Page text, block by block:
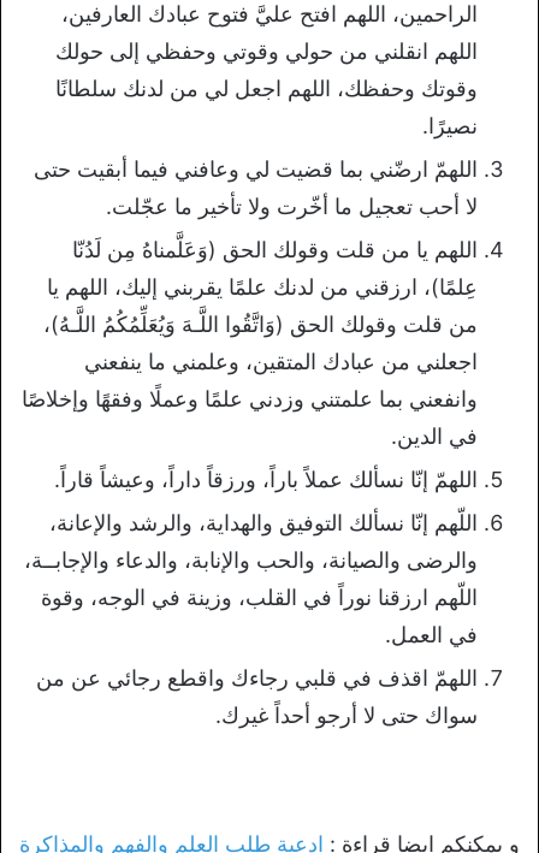
الراحمين، اللهم افتح عليَّ فتوح عبادك العارفين،
اللهم انقلني من حولي وقوتي وحفظي إلى حولك
وقوتك وحفظك، اللهم اجعل لي من لدنك سلطانًا
نصيرًا.
اللهمّ ارضّني بما قضيت لي وعافني فيما أبقيت حتى
لا أحب تعجيل ما أخّرت ولا تأخير ما عجّلت.
اللهم يا من قلت وقولك الحق (وَعَلَّمناهُ مِن لَدُنّا
عِلمًا)، ارزقني من لدنك علمًا يقربني إليك، اللهم يا
من قلت وقولك الحق (وَاتَّقُوا اللَّـهَ وَيُعَلِّمُكُمُ اللَّـهُ)،
اجعلني من عبادك المتقين، وعلمني ما ينفعني
وانفعني بما علمتني وزدني علمًا وعملًا وفقهًا وإخلاصًا
في الدين.
اللهمّ إنّا نسألك عملاً باراً، ورزقاً داراً، وعيشاً قاراً.
اللّهم إنّا نسألك التوفيق والهداية، والرشد والإعانة،
والرضى والصيانة، والحب والإنابة، والدعاء والإجابــة،
اللّهم ارزقنا نوراً في القلب، وزينة في الوجه، وقوة
في العمل.
اللهمّ اقذف في قلبي رجاءك واقطع رجائي عن من
سواك حتى لا أرجو أحداً غيرك.
و يمكنكم ايضا قراءة : ادعية طلب العلم والفهم والمذاكرة